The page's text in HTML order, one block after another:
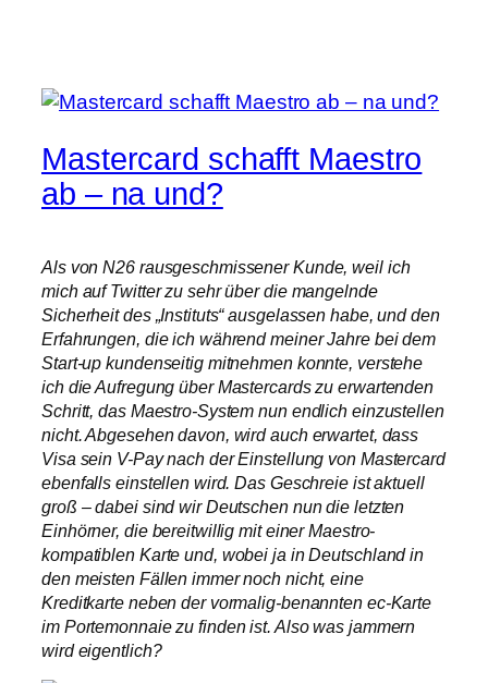
Mastercard schafft Maestro
ab – na und?
Als von N26 rausgeschmissener Kunde, weil ich
mich auf Twitter zu sehr über die mangelnde
Sicherheit des „Instituts“ ausgelassen habe, und den
Erfahrungen, die ich während meiner Jahre bei dem
Start-up kundenseitig mitnehmen konnte, verstehe
ich die Aufregung über Mastercards zu erwartenden
Schritt, das Maestro-System nun endlich einzustellen
nicht. Abgesehen davon, wird auch erwartet, dass
Visa sein V-Pay nach der Einstellung von Mastercard
ebenfalls einstellen wird. Das Geschreie ist aktuell
groß – dabei sind wir Deutschen nun die letzten
Einhörner, die bereitwillig mit einer Maestro-
kompatiblen Karte und, wobei ja in Deutschland in
den meisten Fällen immer noch nicht, eine
Kreditkarte neben der vormalig-benannten ec-Karte
im Portemonnaie zu finden ist. Also was jammern
wird eigentlich?